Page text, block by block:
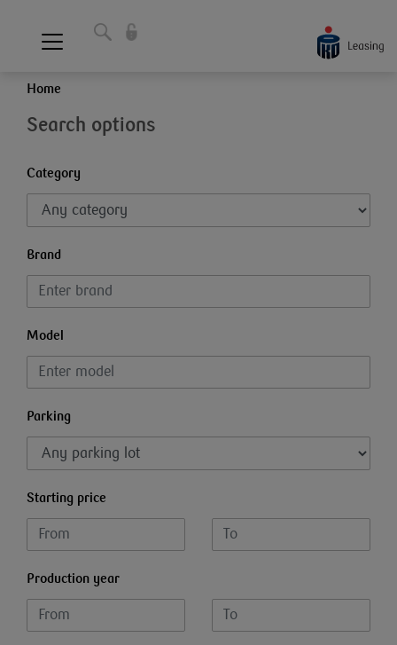
Home
Search options
Category
Brand
Model
Parking
Starting price
Production year